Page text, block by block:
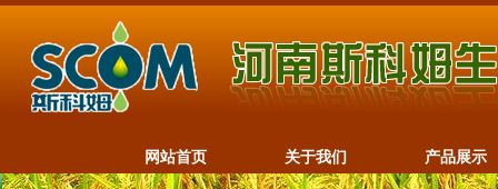
网站首页 关于我们 产品展示